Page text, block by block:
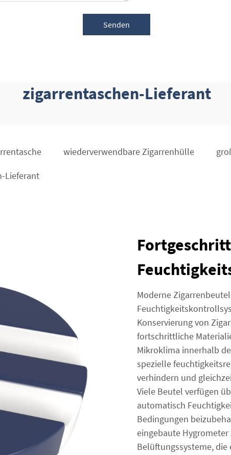
Senden
zigarrentaschen-Lieferant
wiederverwendbare Zigarrenhülle
Lieferant
Moderne
Konservierung von
fortschrittliche
Mikroklima innerhalb
spezielle
verhindern und
Viele Beutel verfügen
automatisch
Bedingungen
eingebaute
Belüftungssysteme, die